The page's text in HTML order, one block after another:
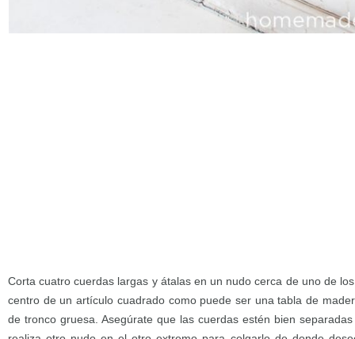
Corta cuatro cuerdas largas y átalas en un nudo cerca de uno de
centro de un artículo cuadrado como puede ser una tabla de
de tronco gruesa. Asegúrate que las cuerdas estén bien